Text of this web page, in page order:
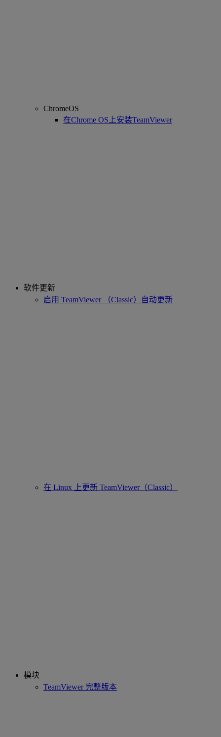
ChromeOS
在Chrome OS上安装TeamViewer
软件更新
启用 TeamViewer （Classic）自动更新
在 Linux 上更新 TeamViewer（Classic）
模块
TeamViewer 完整版本